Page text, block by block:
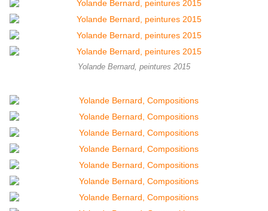
Yolande Bernard, peintures 2015